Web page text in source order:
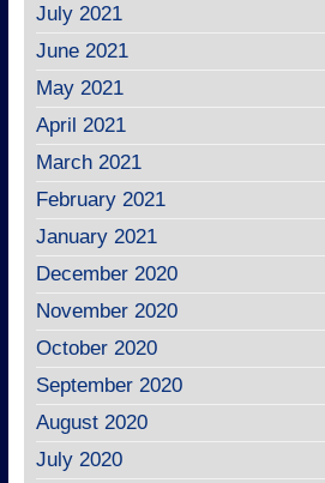
July 2021
June 2021
May 2021
April 2021
March 2021
February 2021
January 2021
December 2020
November 2020
October 2020
September 2020
August 2020
July 2020